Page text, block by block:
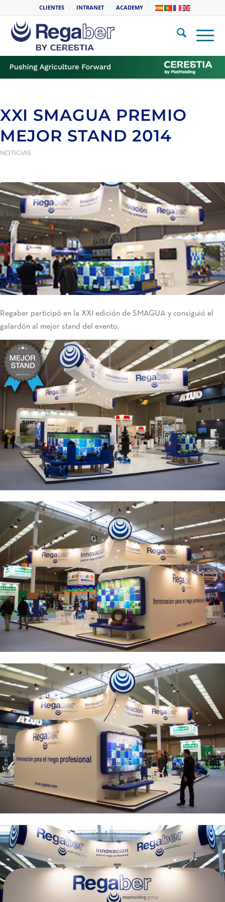
CLIENTES INTRANET ACADEMY
XXI SMAGUA PREMIO
MEJOR STAND 2014
NOTICIAS
Regaber participó en la XXI edición de SMAGUA y consiguió el
galardón al mejor stand del evento.